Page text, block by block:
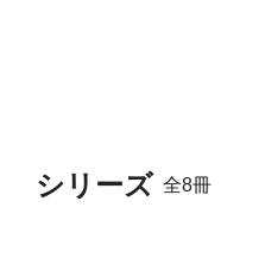
シリーズ 全8冊